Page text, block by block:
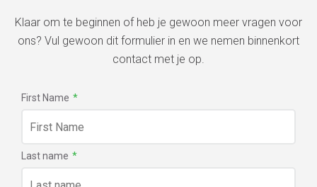
Klaar om te beginnen of heb je gewoon meer vragen voor
ons? Vul gewoon dit formulier in en we nemen binnenkort
contact met je op.
First Name *
Last name *